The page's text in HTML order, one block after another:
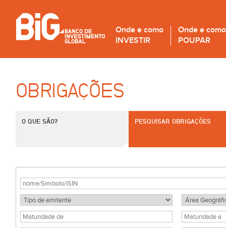
Onde e como
INVESTIR
Onde e como
POUPAR
OBRIGAÇÕES
O QUE SÃO? PESQUISAR OBRIGAÇÕES